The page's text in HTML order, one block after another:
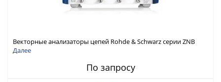
Векторные анализаторы цепей Rohde & Schwarz серии ZNB
3000 с диапазоном частот от 9 кГц до 54 ГГц
Далее
По запросу